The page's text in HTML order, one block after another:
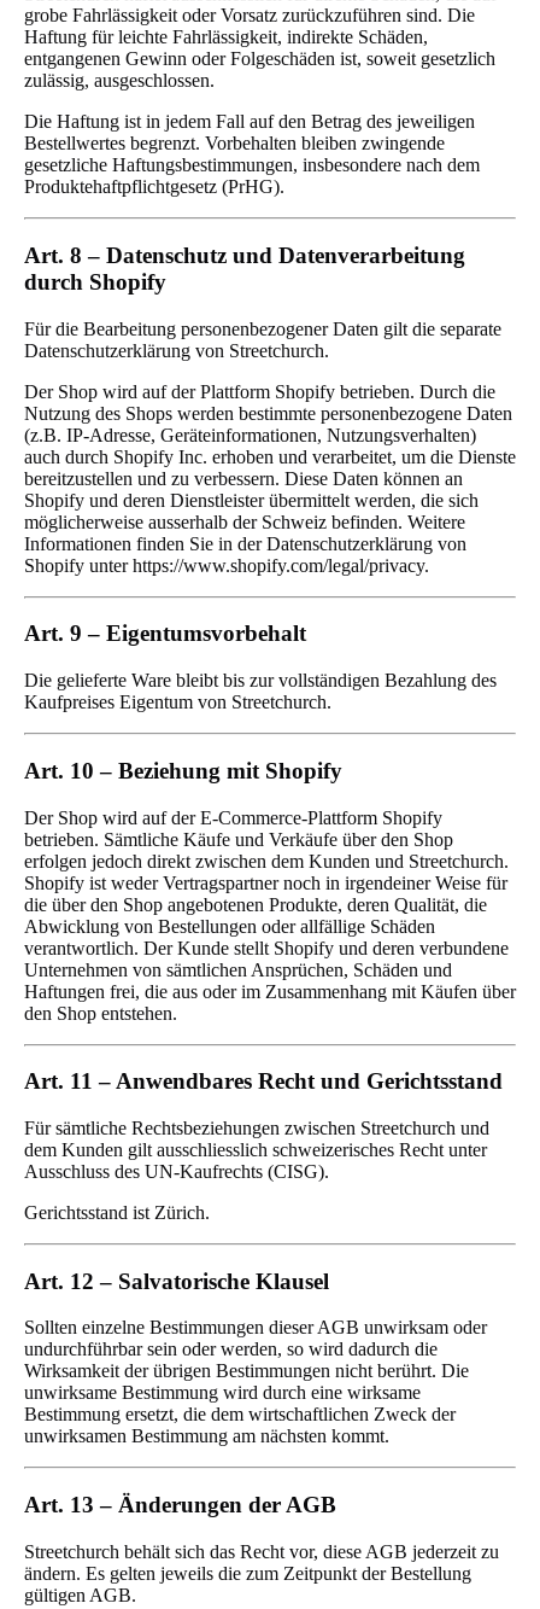
grobe Fahrlässigkeit oder Vorsatz zurückzuführen sind. Die
Haftung für leichte Fahrlässigkeit, indirekte Schäden,
entgangenen Gewinn oder Folgeschäden ist, soweit gesetzlich
zulässig, ausgeschlossen.
Die Haftung ist in jedem Fall auf den Betrag des jeweiligen
Bestellwertes begrenzt. Vorbehalten bleiben zwingende
gesetzliche Haftungsbestimmungen, insbesondere nach dem
Produktehaftpflichtgesetz (PrHG).
Art. 8 – Datenschutz und Datenverarbeitung
durch Shopify
Für die Bearbeitung personenbezogener Daten gilt die separate
Datenschutzerklärung von Streetchurch.
Der Shop wird auf der Plattform Shopify betrieben. Durch die
Nutzung des Shops werden bestimmte personenbezogene Daten
(z.B. IP-Adresse, Geräteinformationen, Nutzungsverhalten)
auch durch Shopify Inc. erhoben und verarbeitet, um die Dienste
bereitzustellen und zu verbessern. Diese Daten können an
Shopify und deren Dienstleister übermittelt werden, die sich
möglicherweise ausserhalb der Schweiz befinden. Weitere
Informationen finden Sie in der Datenschutzerklärung von
Shopify unter https://www.shopify.com/legal/privacy.
Art. 9 – Eigentumsvorbehalt
Die gelieferte Ware bleibt bis zur vollständigen Bezahlung des
Kaufpreises Eigentum von Streetchurch.
Art. 10 – Beziehung mit Shopify
Der Shop wird auf der E-Commerce-Plattform Shopify
betrieben. Sämtliche Käufe und Verkäufe über den Shop
erfolgen jedoch direkt zwischen dem Kunden und Streetchurch.
Shopify ist weder Vertragspartner noch in irgendeiner Weise für
die über den Shop angebotenen Produkte, deren Qualität, die
Abwicklung von Bestellungen oder allfällige Schäden
verantwortlich. Der Kunde stellt Shopify und deren verbundene
Unternehmen von sämtlichen Ansprüchen, Schäden und
Haftungen frei, die aus oder im Zusammenhang mit Käufen über
den Shop entstehen.
Art. 11 – Anwendbares Recht und Gerichtsstand
Für sämtliche Rechtsbeziehungen zwischen Streetchurch und
dem Kunden gilt ausschliesslich schweizerisches Recht unter
Ausschluss des UN-Kaufrechts (CISG).
Gerichtsstand ist Zürich.
Art. 12 – Salvatorische Klausel
Sollten einzelne Bestimmungen dieser AGB unwirksam oder
undurchführbar sein oder werden, so wird dadurch die
Wirksamkeit der übrigen Bestimmungen nicht berührt. Die
unwirksame Bestimmung wird durch eine wirksame
Bestimmung ersetzt, die dem wirtschaftlichen Zweck der
unwirksamen Bestimmung am nächsten kommt.
Art. 13 – Änderungen der AGB
Streetchurch behält sich das Recht vor, diese AGB jederzeit zu
ändern. Es gelten jeweils die zum Zeitpunkt der Bestellung
gültigen AGB.